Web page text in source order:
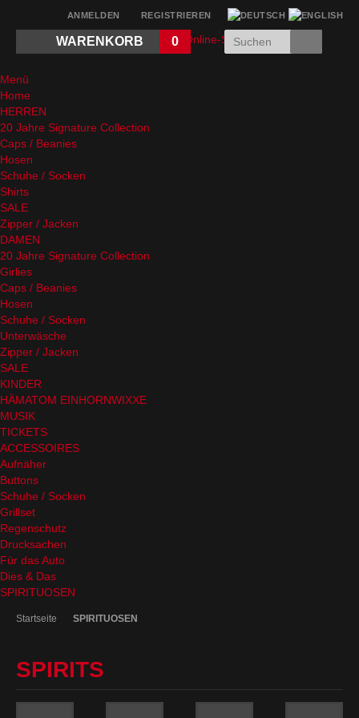
REGISTRIEREN
ANMELDEN
WARENKORB 0
Menü
Home
HERREN
20 Jahre Signature Collection
Caps / Beanies
Hosen
Schuhe / Socken
Shirts
SALE
Zipper / Jacken
DAMEN
20 Jahre Signature Collection
Girlies
Caps / Beanies
Hosen
Schuhe / Socken
Unterwäsche
Zipper / Jacken
SALE
KINDER
HÄMATOM EINHORNWIXXE
MUSIK
TICKETS
ACCESSOIRES
Aufnäher
Buttons
Schuhe / Socken
Grillset
Regenschutz
Drucksachen
Für das Auto
Dies & Das
SPIRITUOSEN
Startseite SPIRITUOSEN
SPIRITS